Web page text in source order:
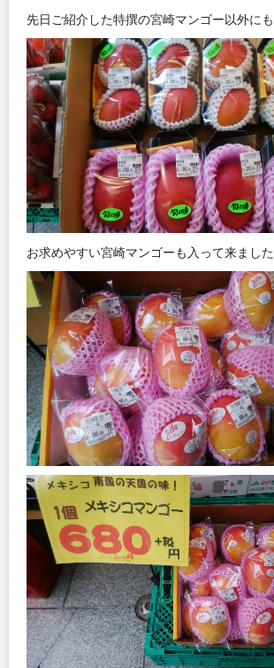
先日ご紹介した特撰の宮崎マンゴー以外にも
お求めやすい宮崎マンゴーも入って来ました